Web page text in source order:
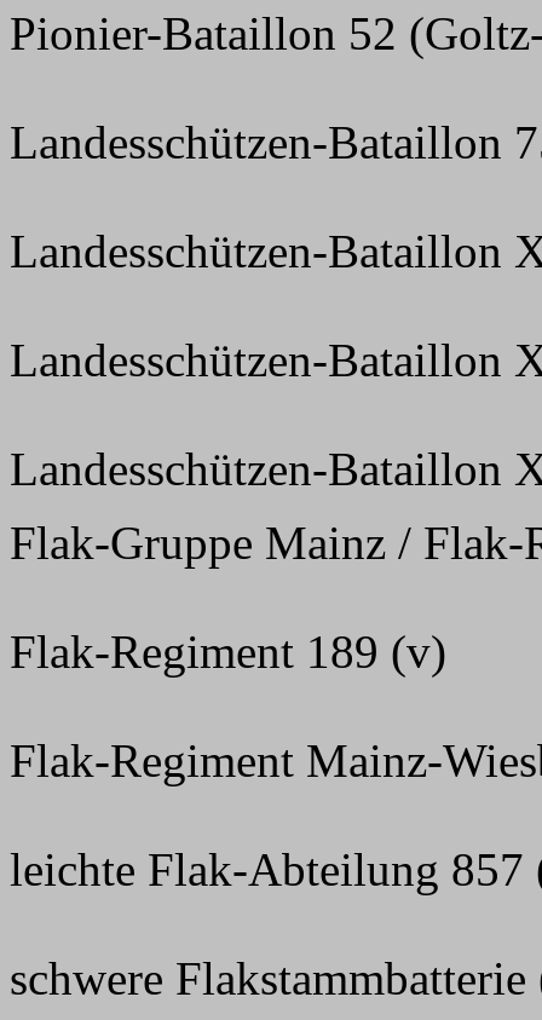
Pionier-Bataillon 52
Landesschützen-Bataillon
Landesschützen-Bataillon
Landesschützen-Bataillon
Landesschützen-
Flak-Gruppe Mainz / Flak-
Flak-Regiment 189 (v)
Flak-Regiment Mainz-
leichte Flak-Abteilung 857
schwere